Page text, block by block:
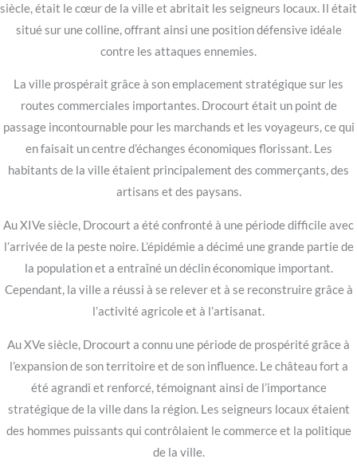
siècle, était le cœur de la ville et abritait les seigneurs locaux. Il était
situé sur une colline, offrant ainsi une position défensive idéale
contre les attaques ennemies.
La ville prospérait grâce à son emplacement stratégique sur les
routes commerciales importantes. Drocourt était un point de
passage incontournable pour les marchands et les voyageurs, ce qui
en faisait un centre d’échanges économiques florissant. Les
habitants de la ville étaient principalement des commerçants, des
artisans et des paysans.
Au XIVe siècle, Drocourt a été confronté à une période difficile avec
l’arrivée de la peste noire. L’épidémie a décimé une grande partie de
la population et a entraîné un déclin économique important.
Cependant, la ville a réussi à se relever et à se reconstruire grâce à
l’activité agricole et à l’artisanat.
Au XVe siècle, Drocourt a connu une période de prospérité grâce à
l’expansion de son territoire et de son influence. Le château fort a
été agrandi et renforcé, témoignant ainsi de l’importance
stratégique de la ville dans la région. Les seigneurs locaux étaient
des hommes puissants qui contrôlaient le commerce et la politique
de la ville.